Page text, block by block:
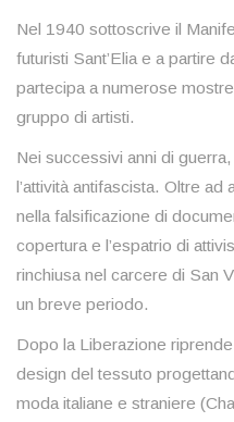
Nel 1940 sottoscrive il
futuristi Sant’Elia e a partire
partecipa a numerose
gruppo di artisti.
Nei successivi anni di
l’attività antifascista. Oltre
nella falsificazione di
copertura e l’espatrio di
rinchiusa nel carcere di San
un breve periodo.
Dopo la Liberazione
design del tessuto
moda italiane e straniere